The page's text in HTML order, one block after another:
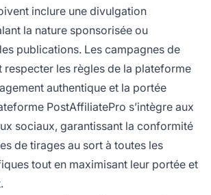
inclure une divulgation
la nature sponsorisée ou
publications. Les campagnes de
respecter les règles de la plateforme
authentique et la portée
PostAffiliatePro s’intègre aux
sociaux, garantissant la conformité
de tirages au sort à toutes les
tout en maximisant leur portée et